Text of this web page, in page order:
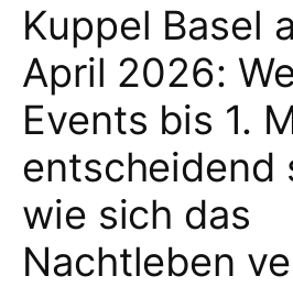
Kuppel Basel
April 2026:
Events bis 1.
entscheidend
wie sich das
Nachtleben